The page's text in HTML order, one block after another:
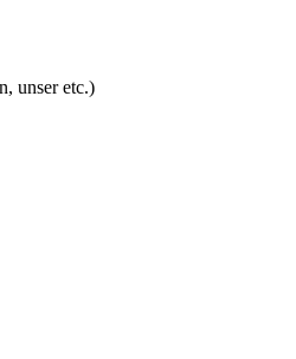
unser etc.)